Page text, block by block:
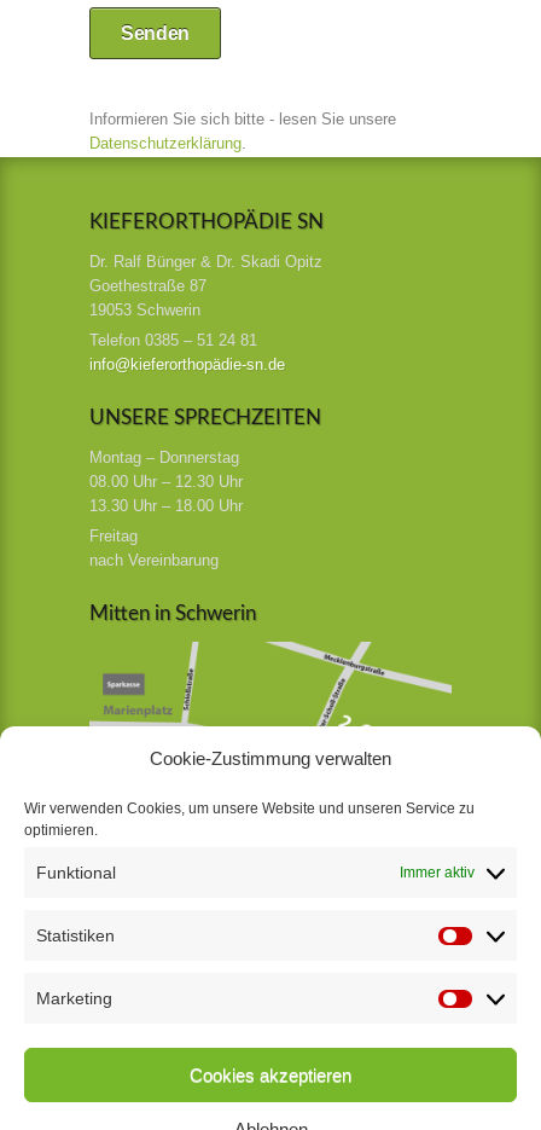
Cookie-Zustimmung verwalten
Wir verwenden Cookies, um unsere Website und unseren Service zu
optimieren.
Funktional Immer aktiv
Statistiken
Marketing
Marketing
Cookies akzeptieren
Informieren Sie sich bitte - lesen Sie unsere
Datenschutzerklärung.
KIEFERORTHOPÄDIE SN
Dr. Ralf Bünger & Dr. Skadi Opitz
Goethestraße 87
19053 Schwerin
Telefon 0385 – 51 24 81
info@kieferorthopädie-sn.de
UNSERE SPRECHZEITEN
Montag – Donnerstag
08.00 Uhr – 12.30 Uhr
13.30 Uhr – 18.00 Uhr
Freitag
nach Vereinbarung
Mitten in Schwerin
Terminanfrage
Datenschutzerklärung